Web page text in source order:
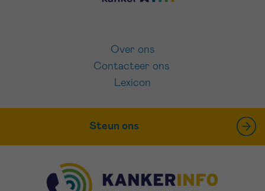
Over ons
Contacteer ons
Lexicon
Steun ons